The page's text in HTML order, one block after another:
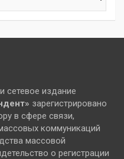
сетевое издание
зарегистрировано
в сфере связи,
коммуникаций
массовой
о регистрации